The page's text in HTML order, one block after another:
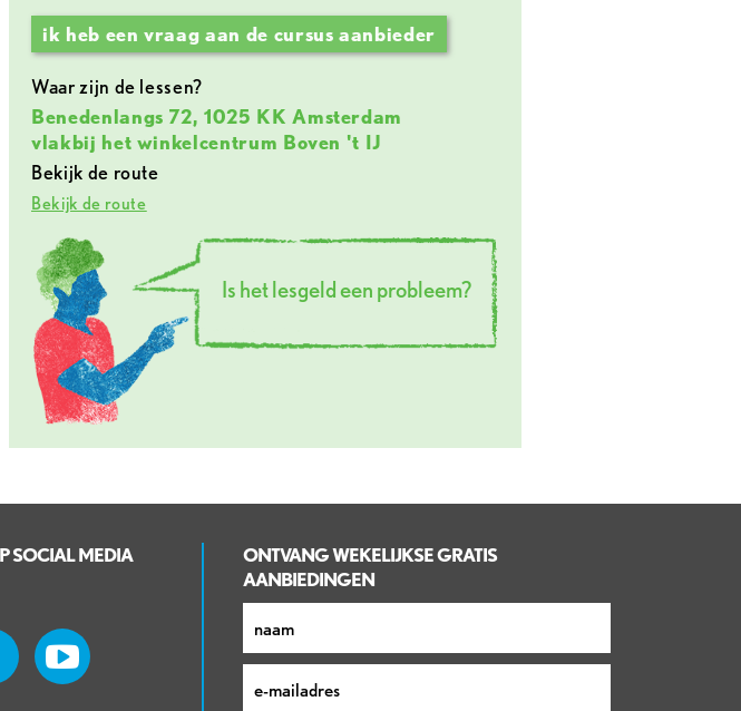
ik heb een vraag aan de cursus aanbieder
Waar zijn de lessen?
Benedenlangs 72, 1025 KK Amsterdam
vlakbij het winkelcentrum Boven 't IJ
Bekijk de route
Bekijk de route
Is het lesgeld een probleem?
SOCIAL MEDIA
ONTVANG WEKELIJKSE GRATIS
AANBIEDINGEN